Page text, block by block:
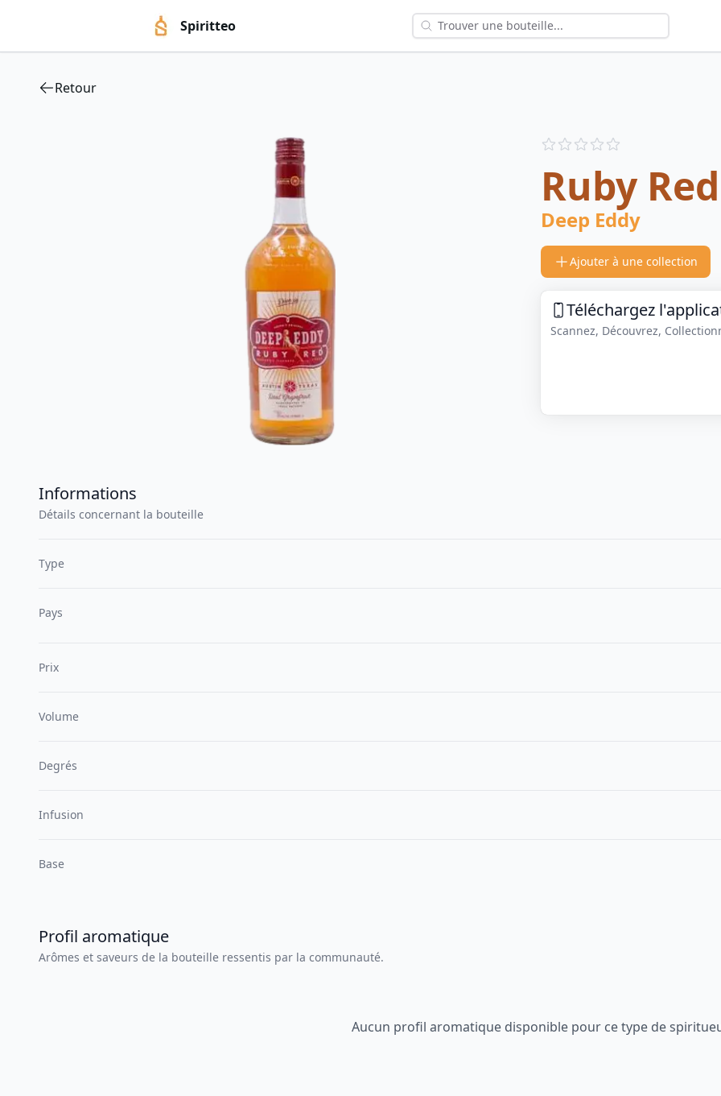
Spiritteo
Retour
Reviews
Ruby Red
Deep Eddy
Ajouter à une collection
Téléchargez
Scannez, Découvrez,
Informations
Détails concernant la bouteille
Type
Pays
Prix
Volume
Degrés
Infusion
Base
Profil aromatique
Arômes et saveurs de la bouteille ressentis par la communauté.
Aucun profil aromatique disponible pour ce type de